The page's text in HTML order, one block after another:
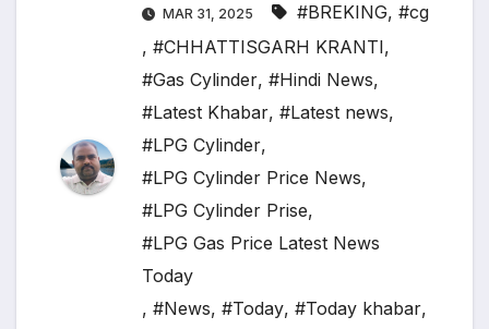
MAR 31, 2025 #BREKING, #cg
, #CHHATTISGARH KRANTI,
#Gas Cylinder, #Hindi News,
#Latest Khabar, #Latest news,
#LPG Cylinder,
#LPG Cylinder Price News,
#LPG Cylinder Prise,
#LPG Gas Price Latest News
Today
, #News, #Today, #Today khabar,